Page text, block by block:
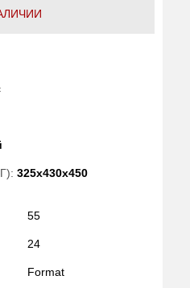
325x430x450
55
24
Format